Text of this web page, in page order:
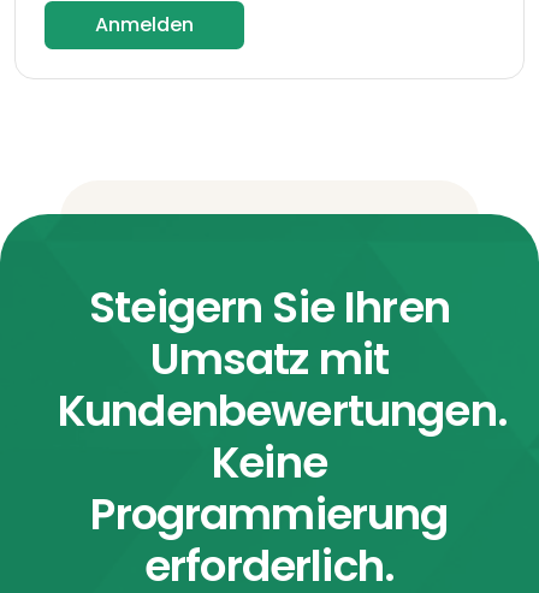
Anmelden
Steigern Sie Ihren
Umsatz mit
Kundenbewertungen.
Keine
Programmierung
erforderlich.